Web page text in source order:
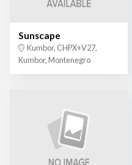
Sunscape
Kumbor, CHPX+V27,
Kumbor, Montenegro